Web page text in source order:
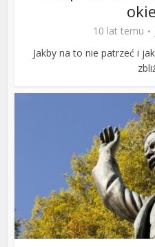
10 lat temu
Jakby na to nie patrzeć i